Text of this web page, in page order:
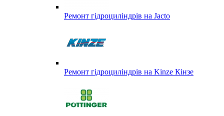
Ремонт гідроциліндрів на Jacto
Ремонт гідроциліндрів на Kinze Кінзе